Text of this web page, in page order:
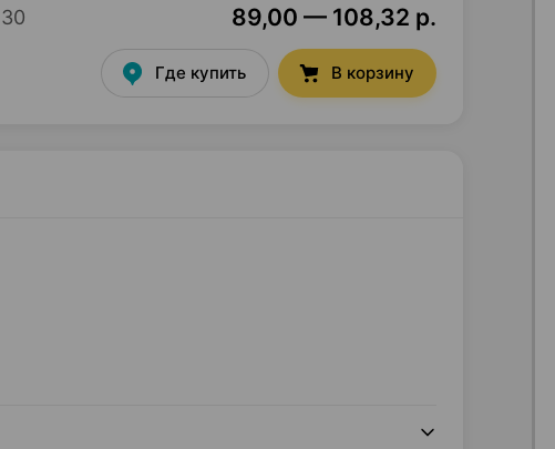
30 89,00 — 108,32 р.
Где купить В корзину